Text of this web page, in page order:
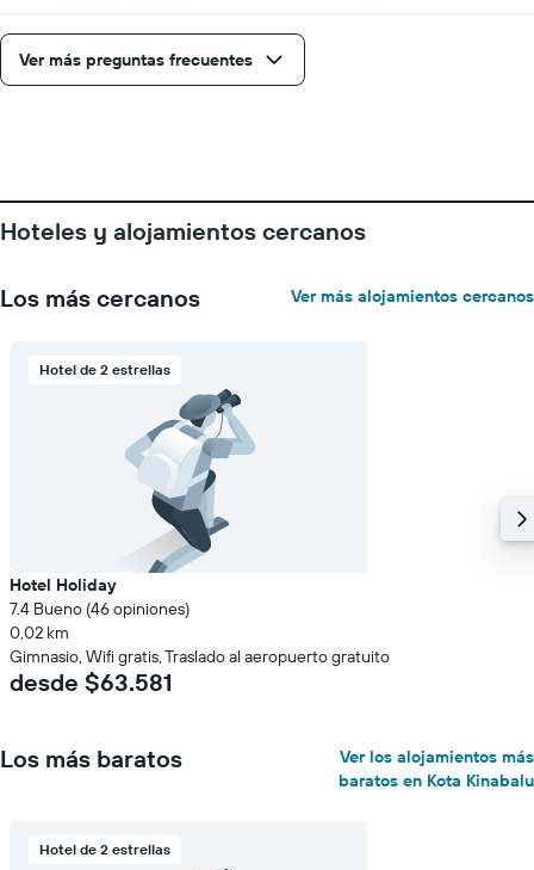
X
que
indica
El
gráfico
eje
indica
Ver más preguntas frecuentes
Hoteles y alojamientos cercanos
Los más cercanos Ver más alojamientos cercanos
Hotel de 2 estrellas
Hotel Holiday
7.4 Bueno (46 opiniones)
0,02 km
Gimnasio, Wifi gratis, Traslado al aeropuerto gratuito
desde $63.581
Los más baratos
Ver los alojamientos más
baratos en Kota Kinabalu
Hotel de 2 estrellas